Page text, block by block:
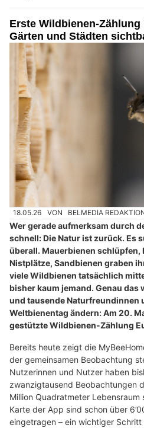
Erste Wildbienen-
Gärten und Städten
18.05.26 VON BELMEDIA
Wer gerade aufmerksam durch
schnell: Die Natur ist zurück. Es
überall. Mauerbienen
Nistplätze, Sandbienen graben
viele Wildbienen tatsächlich
bisher kaum jemand. Genau
und tausende Naturfreundinnen
Weltbienentag ändern: Am 20.
gestützte Wildbienen-Zählung
Bereits heute zeigt die
der gemeinsamen Beobachtung
Nutzerinnen und Nutzer haben
zwanzigtausend Beobachtungen
Million Quadratmeter
Karte der App sind schon über
eingetragen – ein wichtiger